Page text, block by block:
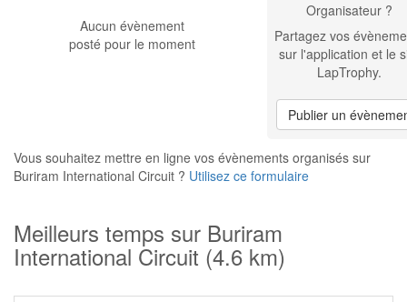
Aucun évènement
posté pour le moment
Organisateur ?
Partagez vos
sur l'application et le
LapTrophy.
Publier un
Vous souhaitez mettre en ligne vos évènements organisés sur
Buriram International Circuit ? Utilisez ce formulaire
Meilleurs temps sur Buriram
International Circuit (4.6 km)